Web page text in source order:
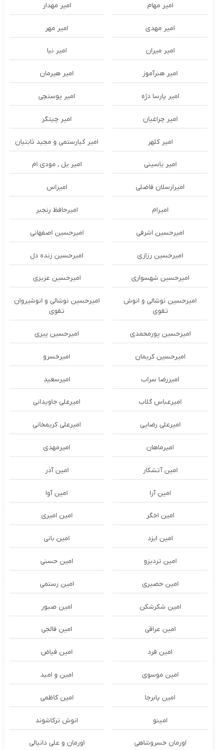
امیر مهام امیر مهدار
امیر مهدی امیر مهر
امیر میران امیر نیا
امیر هنرآموز امیر هیرمان
امیر پارسا دژه امیر پوستچی
امیر چراغیان امیر چیتگر
امیر کلهر امیر کیارستمی و مجید ثابتیان
امیر یاسینی امیر یل , مودی ام
امیرارسلان فاضلی امیراس
امیرام امیرحافظ رنجبر
امیرحسین اشرفی امیرحسین اصفهانی
امیرحسین رزازی امیرحسین زنده دل
امیرحسین شهسواری امیرحسین عزیزی
امیرحسین نوشالی و انوش
تقوی
امیرحسین نوشالی و انوشیروان
تقوی
امیرحسین پورمحمدی امیرحسین پیری
امیرحسین کریمان امیرخسرو
امیررضا سراب امیرسعید
امیرعباس گلاب امیرعلی جاویدانی
امیرعلی رضایی امیرعلی کریمخانی
امیرماهان امیرمهدی
امین آتشکار امین آذر
امین آرا امین آوا
امین اخگر امین امیری
امین ایزد امین بانی
امین تردیزو امین حسنی
امین حصیری امین رستمی
امین شکرشکن امین صبور
امین عراقی امین فالجی
امین فرد امین فیاض
امین موسوی امین و امید
امین پابرجا امین کاظمی
امینو انوش ترکاشوند
اورمان خسروشاهی اورمان و علی دانیالی